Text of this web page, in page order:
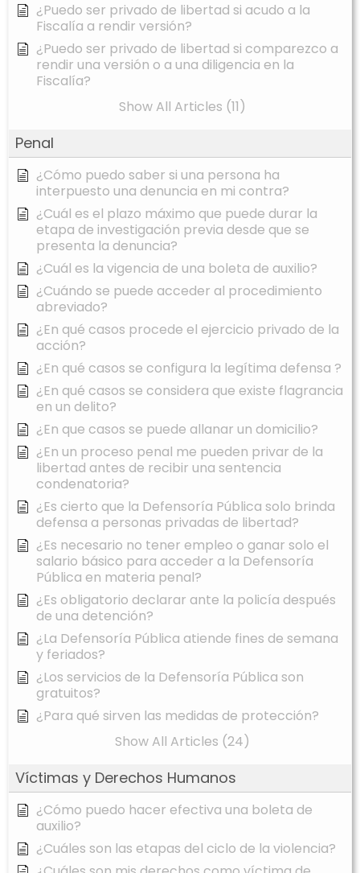
¿Puedo ser privado de libertad si acudo a la
Fiscalía a rendir versión?
¿Puedo ser privado de libertad si comparezco a
rendir una versión o a una diligencia en la
Fiscalía?
Show All Articles (11)
Penal
¿Cómo puedo saber si una persona ha
interpuesto una denuncia en mi contra?
¿Cuál es el plazo máximo que puede durar la
etapa de investigación previa desde que se
presenta la denuncia?
¿Cuál es la vigencia de una boleta de auxilio?
¿Cuándo se puede acceder al procedimiento
abreviado?
¿En qué casos procede el ejercicio privado de la
acción?
¿En qué casos se configura la legítima defensa ?
¿En qué casos se considera que existe flagrancia
en un delito?
¿En que casos se puede allanar un domicilio?
¿En un proceso penal me pueden privar de la
libertad antes de recibir una sentencia
condenatoria?
¿Es cierto que la Defensoría Pública solo brinda
defensa a personas privadas de libertad?
¿Es necesario no tener empleo o ganar solo el
salario básico para acceder a la Defensoría
Pública en materia penal?
¿Es obligatorio declarar ante la policía después
de una detención?
¿La Defensoría Pública atiende fines de semana
y feriados?
¿Los servicios de la Defensoría Pública son
gratuitos?
¿Para qué sirven las medidas de protección?
Show All Articles (24)
Víctimas y Derechos Humanos
¿Cómo puedo hacer efectiva una boleta de
auxilio?
¿Cuáles son las etapas del ciclo de la violencia?